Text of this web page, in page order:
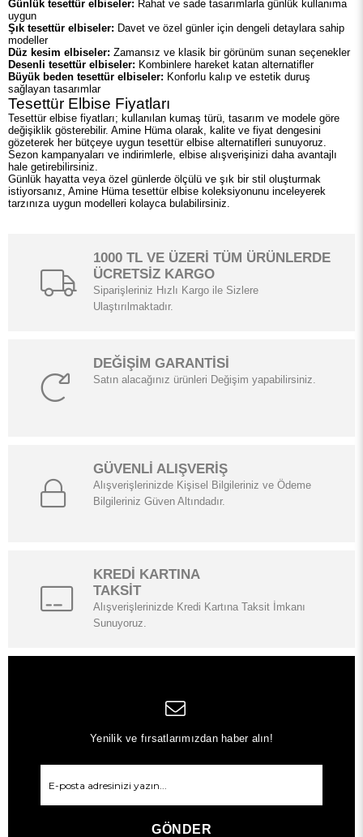
Günlük tesettür elbiseler: Rahat ve sade tasarımlarla günlük kullanıma
uygun
Şık tesettür elbiseler: Davet ve özel günler için dengeli detaylara sahip
modeller
Düz kesim elbiseler: Zamansız ve klasik bir görünüm sunan seçenekler
Desenli tesettür elbiseler: Kombinlere hareket katan alternatifler
Büyük beden tesettür elbiseler: Konforlu kalıp ve estetik duruş
sağlayan tasarımlar
Tesettür Elbise Fiyatları
Tesettür elbise fiyatları; kullanılan kumaş türü, tasarım ve modele göre
değişiklik gösterebilir. Amine Hüma olarak, kalite ve fiyat dengesini
gözeterek her bütçeye uygun tesettür elbise alternatifleri sunuyoruz.
Sezon kampanyaları ve indirimlerle, elbise alışverişinizi daha avantajlı
hale getirebilirsiniz.
Günlük hayatta veya özel günlerde ölçülü ve şık bir stil oluşturmak
istiyorsanız, Amine Hüma tesettür elbise koleksiyonunu inceleyerek
tarzınıza uygun modelleri kolayca bulabilirsiniz.
1000 TL VE ÜZERİ TÜM ÜRÜNLERDE
ÜCRETSİZ KARGO
Siparişleriniz Hızlı Kargo ile Sizlere
Ulaştırılmaktadır.
DEĞİŞİM GARANTİSİ
Satın alacağınız ürünleri Değişim yapabilirsiniz.
GÜVENLİ ALIŞVERİŞ
Alışverişlerinizde Kişisel Bilgileriniz ve Ödeme
Bilgileriniz Güven Altındadır.
KREDİ KARTINA
TAKSİT
Alışverişlerinizde Kredi Kartına Taksit İmkanı
Sunuyoruz.
Yenilik ve fırsatlarımızdan haber alın!
GÖNDER